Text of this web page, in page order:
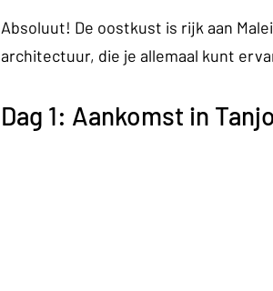
Absoluut! De oostkust is rijk aan
architectuur, die je allemaal kunt
Dag 1: Aankomst in